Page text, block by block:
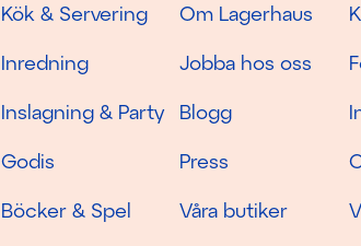
Kök & Servering
Inredning
Inslagning & Party
Godis
Böcker & Spel
Om Lagerhaus
Jobba hos oss
Blogg
Press
Våra butiker